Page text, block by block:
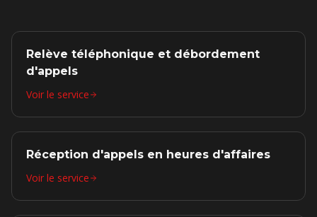
Relève téléphonique et débordement
d'appels
Voir le service
Réception d'appels en heures d'affaires
Voir le service